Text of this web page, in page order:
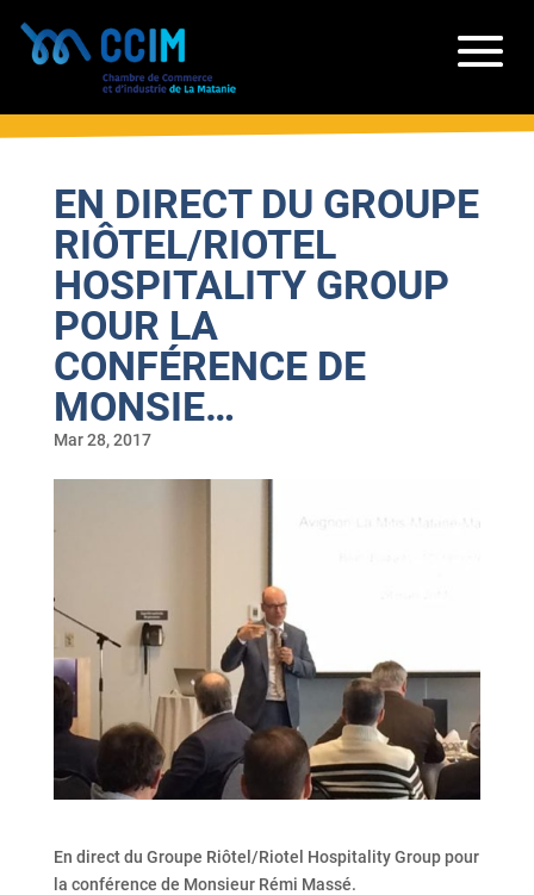
EN DIRECT DU GROUPE
RIÔTEL/RIOTEL
HOSPITALITY GROUP
POUR LA
CONFÉRENCE DE
MONSIE…
Mar 28, 2017
En direct du Groupe Riôtel/Riotel Hospitality Group pour
la conférence de Monsieur Rémi Massé.